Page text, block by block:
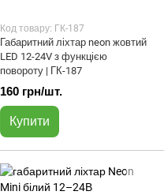
Код товару: ГК-187
Габаритний ліхтар neon жовтий
LED 12-24V з функцією
повороту | ГК-187
160 грн/шт.
Купити